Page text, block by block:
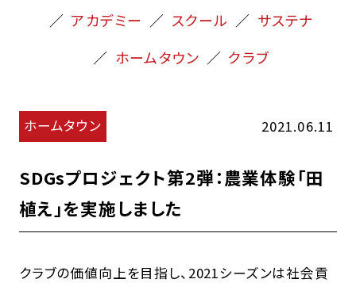
アカデミー
スクール
サステナ
ホームタウン
クラブ
ホームタウン 2021.06.11
SDGsプロジェクト第2弾：農業体験「田
植え」を実施しました
クラブの価値向上を目指し、2021シーズンは社会貢